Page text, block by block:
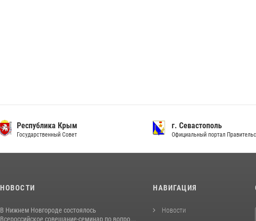
Республика Крым
Государственный Совет
г. Севастополь
Официальный портал
НОВОСТИ
В Нижнем Новгороде состоялось
Всероссийское совещание-семинар по вопро...
НАВИГАЦИЯ
Новости